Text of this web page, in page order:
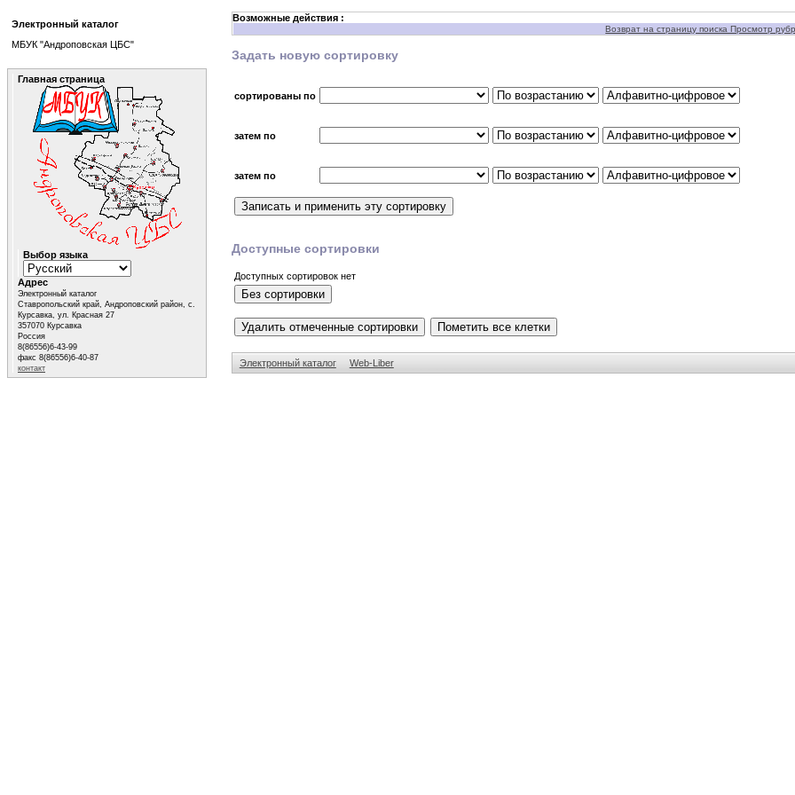
Возможные действия :
Возврат на страницу поиска Просмотр
Задать новую сортировку
сортированы по
затем по
затем по
Доступные сортировки
Доступных сортировок нет
Электронный каталог Web-Liber
Электронный каталог
МБУК "Андроповская ЦБС"
Главная страница
Выбор языка
Адрес
Электронный каталог
Ставропольский край, Андроповский район, с.
Курсавка, ул. Красная 27
357070 Курсавка
Россия
8(86556)6-43-99
факс 8(86556)6-40-87
контакт